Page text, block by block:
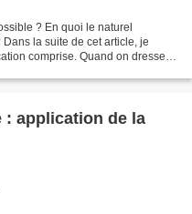
? En quoi le naturel
la suite de cet article, je
comprise. Quand on dresse
: application de la